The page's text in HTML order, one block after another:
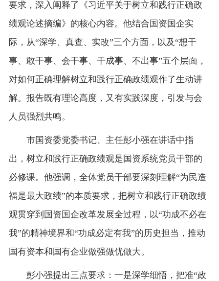
要求，深入阐释了《习近平关于树立和践行正确政
绩观论述摘编》的核心内容。他结合国资国企实
际，从“深学、真查、实改”三个方面，以及“想干
事、敢干事、会干事、干成事、不出事”五个层面，
对如何正确理解树立和践行正确政绩观作了生动讲
解。报告既有理论高度，又有实践深度，引发与会
人员强烈共鸣。
市国资委党委书记、主任彭小强在讲话中指
出，树立和践行正确政绩观是国资系统党员干部的
必修课。他强调，全体党员干部要深刻理解“为民造
福是最大政绩”的本质要求，把树立和践行正确政绩
观贯穿到国资国企改革发展全过程，以“功成不必在
我”的精神境界和“功成必定有我”的历史担当，推动
国有资本和国有企业做强做优做大。
彭小强提出三点要求：一是深学细悟，把准“政